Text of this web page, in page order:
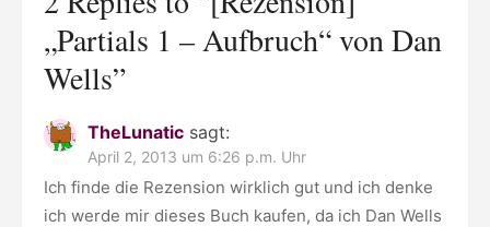
„Partials 1 – Aufbruch“ von Dan
Wells”
TheLunatic sagt:
April 2, 2013 um 6:26 p.m. Uhr
Ich finde die Rezension wirklich gut und ich denke
ich werde mir dieses Buch kaufen, da ich Dan Wells